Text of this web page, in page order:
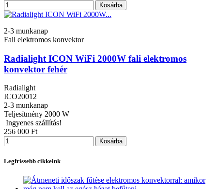
Kosárba
2-3 munkanap
Fali elektromos konvektor
Radialight ICON WiFi 2000W fali elektromos
konvektor fehér
Radialight
ICO20012
2-3 munkanap
Teljesítmény 2000 W
Ingyenes szállítás!
256 000 Ft
Kosárba
Legfrissebb cikkeink